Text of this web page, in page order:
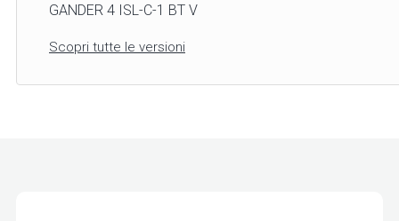
GANDER 4 ISL-C-1 BT V
Scopri tutte le versioni